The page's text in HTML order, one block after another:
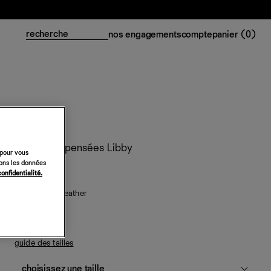
nos engagementscomptepanier (0)
Tongs compensées Libby
298 €
white cotton leather
guide des tailles
vous
les données